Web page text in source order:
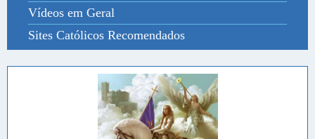
Vídeos em Geral
Sites Católicos Recomendados